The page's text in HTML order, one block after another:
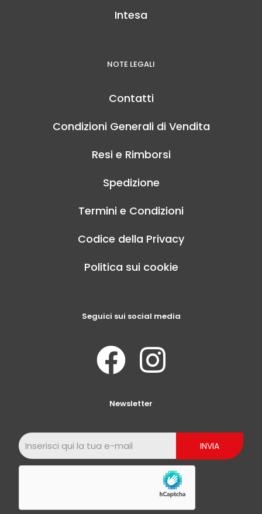
Intesa
NOTE LEGALI
Contatti
Condizioni Generali di Vendita
Resi e Rimborsi
Spedizione
Termini e Condizioni
Codice della Privacy
Politica sui cookie
Seguici sui social media
Newsletter